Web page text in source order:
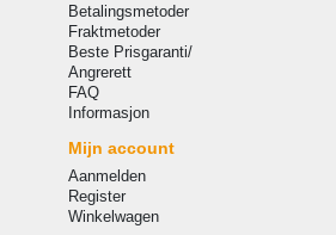
Betalingsmetoder
Fraktmetoder
Beste Prisgaranti/
Angrerett
FAQ
Informasjon
Mijn account
Aanmelden
Register
Winkelwagen